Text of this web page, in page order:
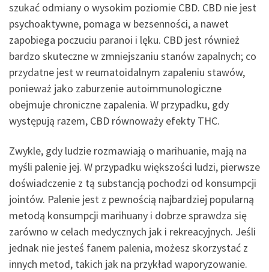
szukać odmiany o wysokim poziomie CBD. CBD nie jest
psychoaktywne, pomaga w bezsenności, a nawet
zapobiega poczuciu paranoi i lęku. CBD jest również
bardzo skuteczne w zmniejszaniu stanów zapalnych; co
przydatne jest w reumatoidalnym zapaleniu stawów,
ponieważ jako zaburzenie autoimmunologiczne
obejmuje chroniczne zapalenia. W przypadku, gdy
występują razem, CBD równoważy efekty THC.
Zwykle, gdy ludzie rozmawiają o marihuanie, mają na
myśli palenie jej. W przypadku większości ludzi, pierwsze
doświadczenie z tą substancją pochodzi od konsumpcji
jointów. Palenie jest z pewnością najbardziej popularną
metodą konsumpcji marihuany i dobrze sprawdza się
zarówno w celach medycznych jak i rekreacyjnych. Jeśli
jednak nie jesteś fanem palenia, możesz skorzystać z
innych metod, takich jak na przykład waporyzowanie.